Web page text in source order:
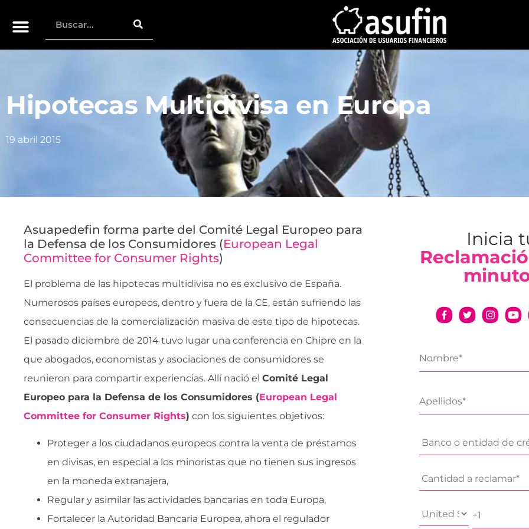
Hipotecas Multidivisa en Europa
19 abril 2015
Asuapedefin forma parte del Comité Legal Europeo para
la Defensa de los Consumidores (European Legal
Committee for Consumer Rights)
El problema de las hipotecas multidivisa no es exclusivo de España.
Numerosos países europeos, dentro y fuera de la CE, están sufriendo las
consecuencias de la comercialización masiva de este tipo de hipotecas.
El pasado diciembre de 2014 tuvo lugar una conferencia en Chipre en la
que abogados, economistas y asociaciones de consumidores se
reunieron para compartir experiencias. Allí nació el Comité Legal
Europeo para la Defensa de los Consumidores (European Legal
Committee for Consumer Rights) con los siguientes objetivos:
Proteger a los ciudadanos europeos contra la venta de préstamos
en divisas, en especial a los minoristas que no tienen sus ingresos
en la moneda extranajera,
Regular y asimilar las actividades bancarias en toda Europa,
Fortalecer la Autoridad Bancaria Europea, ahora el regulador
Inicia